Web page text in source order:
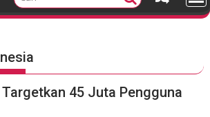
Targetkan 45 Juta Pengguna